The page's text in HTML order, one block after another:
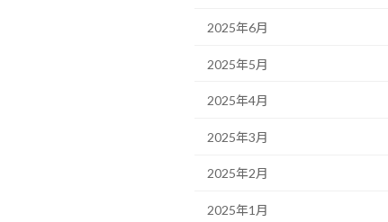
2025年6月
2025年5月
2025年4月
2025年3月
2025年2月
2025年1月